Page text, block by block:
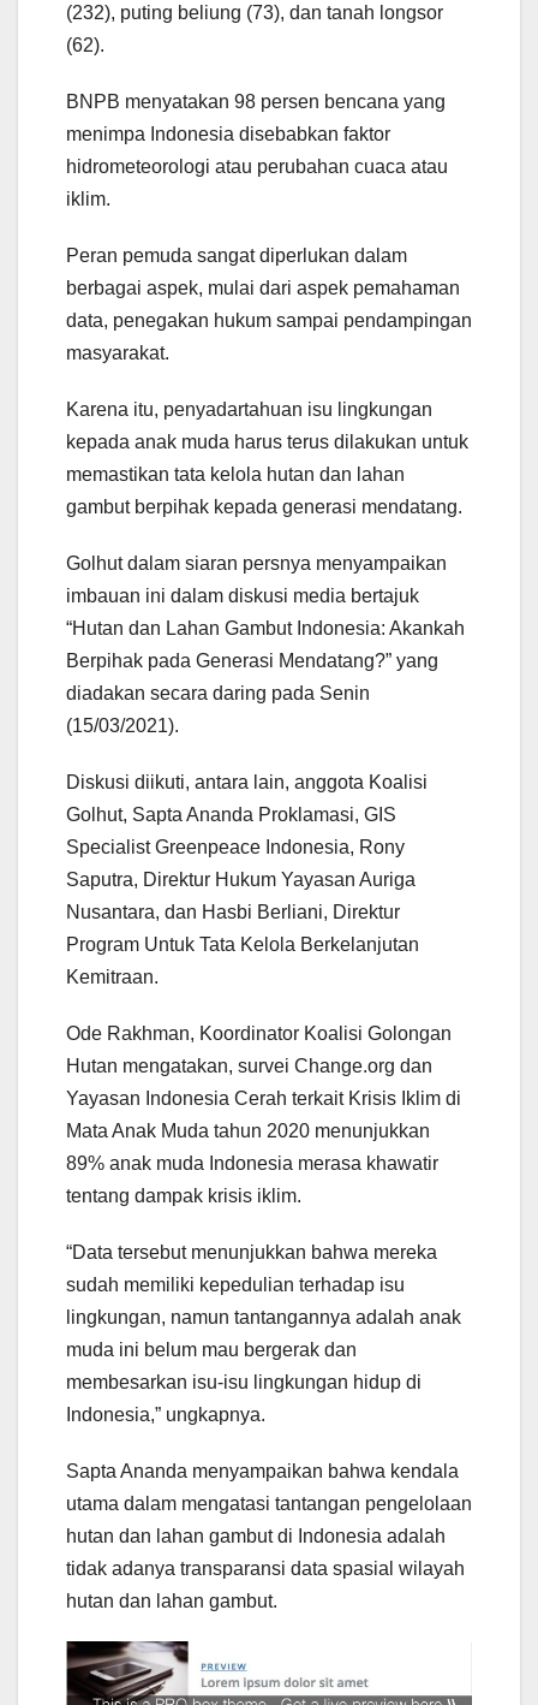
(232), puting beliung (73), dan tanah longsor
(62).
BNPB menyatakan 98 persen bencana yang
menimpa Indonesia disebabkan faktor
hidrometeorologi atau perubahan cuaca atau
iklim.
Peran pemuda sangat diperlukan dalam
berbagai aspek, mulai dari aspek pemahaman
data, penegakan hukum sampai pendampingan
masyarakat.
Karena itu, penyadartahuan isu lingkungan
kepada anak muda harus terus dilakukan untuk
memastikan tata kelola hutan dan lahan
gambut berpihak kepada generasi mendatang.
Golhut dalam siaran persnya menyampaikan
imbauan ini dalam diskusi media bertajuk
“Hutan dan Lahan Gambut Indonesia: Akankah
Berpihak pada Generasi Mendatang?” yang
diadakan secara daring pada Senin
(15/03/2021).
Diskusi diikuti, antara lain, anggota Koalisi
Golhut, Sapta Ananda Proklamasi, GIS
Specialist Greenpeace Indonesia, Rony
Saputra, Direktur Hukum Yayasan Auriga
Nusantara, dan Hasbi Berliani, Direktur
Program Untuk Tata Kelola Berkelanjutan
Kemitraan.
Ode Rakhman, Koordinator Koalisi Golongan
Hutan mengatakan, survei Change.org dan
Yayasan Indonesia Cerah terkait Krisis Iklim di
Mata Anak Muda tahun 2020 menunjukkan
89% anak muda Indonesia merasa khawatir
tentang dampak krisis iklim.
“Data tersebut menunjukkan bahwa mereka
sudah memiliki kepedulian terhadap isu
lingkungan, namun tantangannya adalah anak
muda ini belum mau bergerak dan
membesarkan isu-isu lingkungan hidup di
Indonesia,” ungkapnya.
Sapta Ananda menyampaikan bahwa kendala
utama dalam mengatasi tantangan pengelolaan
hutan dan lahan gambut di Indonesia adalah
tidak adanya transparansi data spasial wilayah
hutan dan lahan gambut.